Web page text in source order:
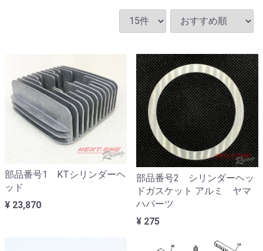
部品番号1 KTシリンダーヘ
ッド
¥ 23,870
部品番号2 シリンダーヘッ
ドガスケット アルミ ヤマ
ハパーツ
¥ 275